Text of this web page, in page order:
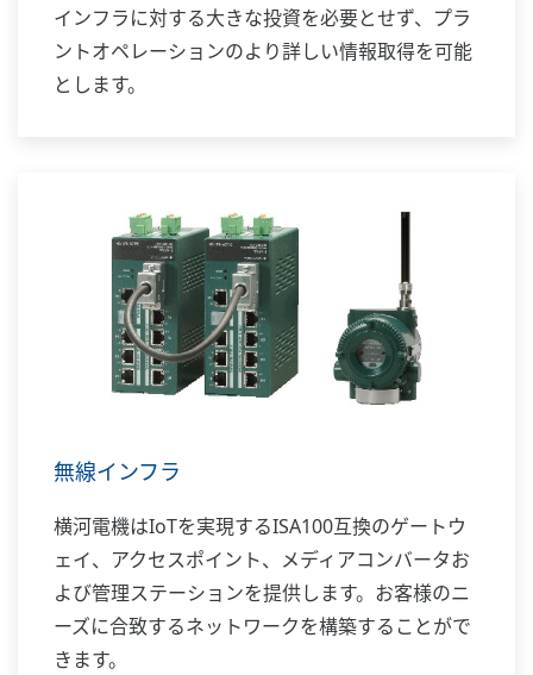
インフラに対する大きな投資を必要とせず、プラ
ントオペレーションのより詳しい情報取得を可能
とします。
無線インフラ
横河電機はIoTを実現するISA100互換のゲートウ
ェイ、アクセスポイント、メディアコンバータお
よび管理ステーションを提供します。お客様のニ
ーズに合致するネットワークを構築することがで
きます。